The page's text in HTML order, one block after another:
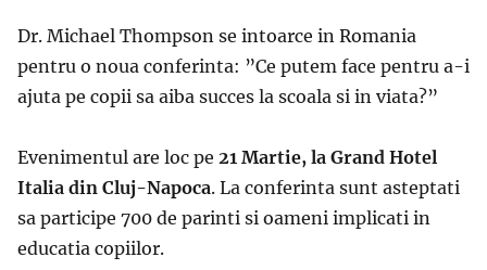
Dr. Michael Thompson se intoarce in Romania
pentru o noua conferinta: ”Ce putem face pentru a-i
ajuta pe copii sa aiba succes la scoala si in viata?”
Evenimentul are loc pe 21 Martie, la Grand Hotel
Italia din Cluj-Napoca. La conferinta sunt asteptati
sa participe 700 de parinti si oameni implicati in
educatia copiilor.